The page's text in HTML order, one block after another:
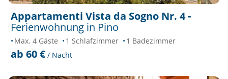
Appartamenti Vista da Sogno Nr. 4 -
Ferienwohnung in Pino
Max. 4 Gäste 1 Schlafzimmer 1 Badezimmer
ab 60 € / Nacht